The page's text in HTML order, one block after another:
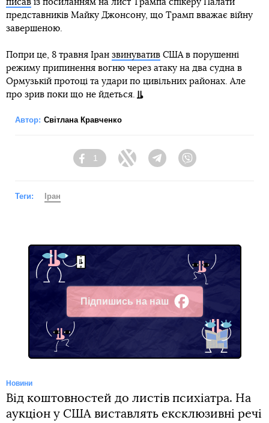
писав із посиланням на лист Трампа спікеру Палати
представників Майку Джонсону, що Трамп вважає війну
завершеною.
Попри це, 8 травня Іран звинуватив США в порушенні
режиму припинення вогню через атаку на два судна в
Ормузькій протоці та удари по цивільних районах. Але
про зрив поки що не йдеться.
Автор: Світлана Кравченко
Facebook
1
Twitter TelegramViber
Теги: Іран
Підпишись на наш
Facebook
Новини
Від коштовностей до листів психіатра. На
аукціон у США виставлять ексклюзивні речі